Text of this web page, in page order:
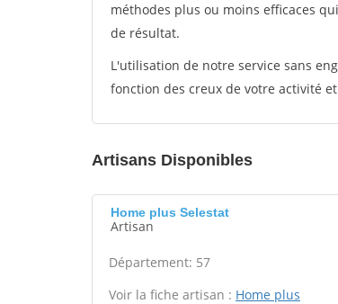
méthodes plus ou moins efficaces
de résultat.
L'utilisation de notre service sans
fonction des creux de votre activité
Artisans Disponibles
Home plus Selestat
Artisan
Département: 57
Voir la fiche artisan : Home plus